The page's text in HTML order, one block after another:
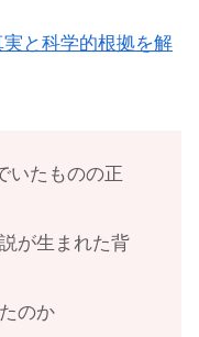
と科学的根拠を解
いたものの正
が生まれた背
のか